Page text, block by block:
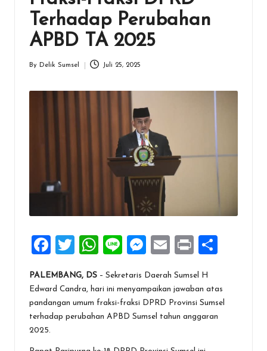
Terhadap Perubahan
APBD TA 2025
By Delik Sumsel Juli 25, 2025
F
ce
b
o
T
tt
er
W
at
s
A
Li
e
M
se
n
g
E
ai
l
Pr
t
ar
e
PALEMBANG, DS – Sekretaris Daerah Sumsel H
Edward Candra, hari ini menyampaikan jawaban atas
pandangan umum fraksi-fraksi DPRD Provinsi Sumsel
terhadap perubahan APBD Sumsel tahun anggaran
2025.